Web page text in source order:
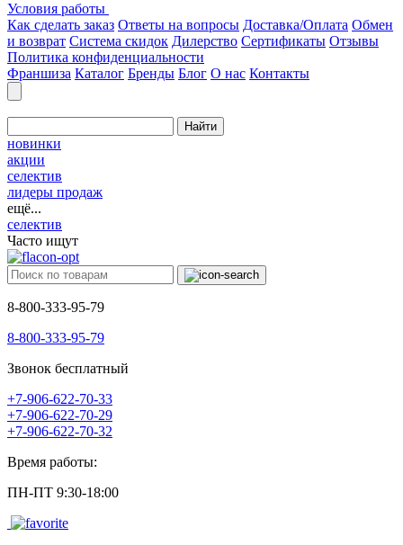
Условия работы
Как сделать заказ Ответы на вопросы Доставка/Оплата Обмен
и возврат Система скидок Дилерство Сертификаты Отзывы
Политика конфиденциальности
Франшиза Каталог Бренды Блог О нас Контакты
Найти
новинки
акции
селектив
лидеры продаж
ещё...
селектив
Часто ищут
8-800-333-95-79
8-800-333-95-79
Звонок бесплатный
+7-906-622-70-33
+7-906-622-70-29
+7-906-622-70-32
Время работы:
ПН-ПТ 9:30-18:00